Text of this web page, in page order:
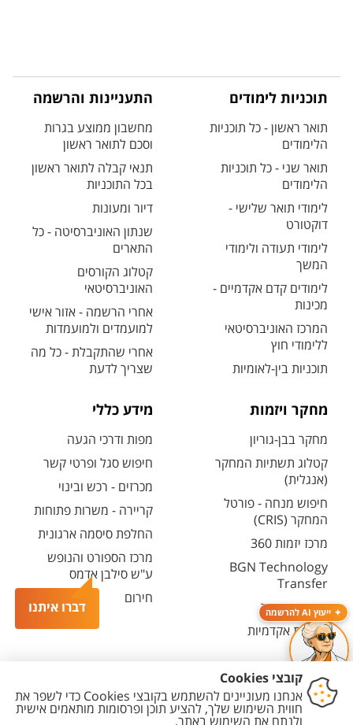
דברו איתנו ייעוץ AI להרשמה
תוכניות לימודים
תואר ראשון - כל תוכניות
הלימודים
תואר שני - כל תוכניות
הלימודים
לימודי תואר שלישי -
דוקטורט
לימודי תעודה ולימודי
המשך
לימודים קדם אקדמיים -
מכינות
המרכז האוניברסיטאי
ללימודי חוץ
תוכניות בין-לאומיות
התעניינות והרשמה
מחשבון ממוצע בגרות
וסכם לתואר ראשון
תנאי קבלה לתואר ראשון
בכל התוכניות
דיור ומעונות
שנתון האוניברסיטה - כל
התארים
קטלוג הקורסים
האוניברסיטאי
אחרי הרשמה - אזור אישי
למועמדים ולמועמדות
אחרי שהתקבלת - כל מה
שצריך לדעת
מחקר ויזמות
מחקר בבן-גוריון
קטלוג תשתיות המחקר
(אנגלית)
חיפוש מנחה - פורטל
המחקר (CRIS)
מרכז יזמות 360
BGN Technology
Transfer
פארק ההייטק
משרות אקדמיות
מידע כללי
מפות ודרכי הגעה
חיפוש סגל ופרטי קשר
מכרזים - רכש ובינוי
קריירה - משרות פתוחות
החלפת סיסמה ארגונית
מרכז הספורט והנופש
ע"ש סילבן אדמס
חירום